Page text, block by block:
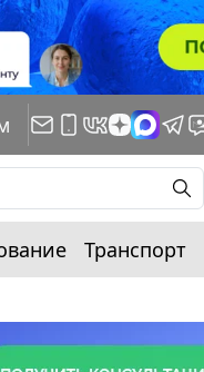
Транспорт